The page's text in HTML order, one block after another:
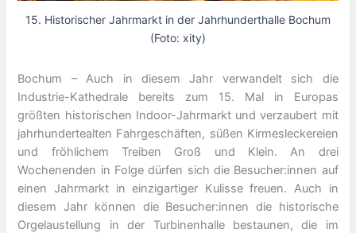
15. Historischer Jahrmarkt in der Jahrhunderthalle Bochum
(Foto: xity)
Bochum – Auch in diesem Jahr verwandelt sich die
Industrie-Kathedrale bereits zum 15. Mal in Europas
größten historischen Indoor-Jahrmarkt und verzaubert mit
jahrhundertealten Fahrgeschäften, süßen Kirmesleckereien
und fröhlichem Treiben Groß und Klein. An drei
Wochenenden in Folge dürfen sich die Besucher:innen auf
einen Jahrmarkt in einzigartiger Kulisse freuen. Auch in
diesem Jahr können die Besucher:innen die historische
Orgelaustellung in der Turbinenhalle bestaunen, die im